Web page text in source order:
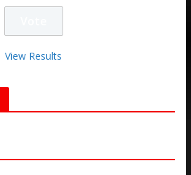
View Results